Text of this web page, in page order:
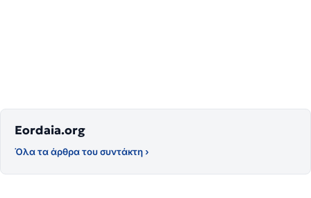
Eordaia.org
Όλα τα άρθρα του συντάκτη ›